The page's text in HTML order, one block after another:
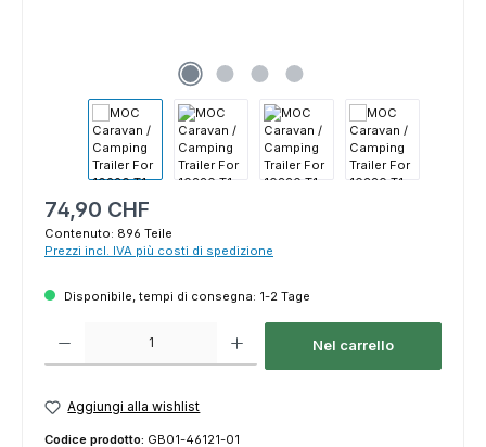
Prezzo normale:
74,90 CHF
Contenuto: 896 Teile
Prezzi incl. IVA più costi di spedizione
Disponibile, tempi di consegna: 1-2 Tage
Nel carrello
Aggiungi alla wishlist
Codice prodotto: GB01-46121-01